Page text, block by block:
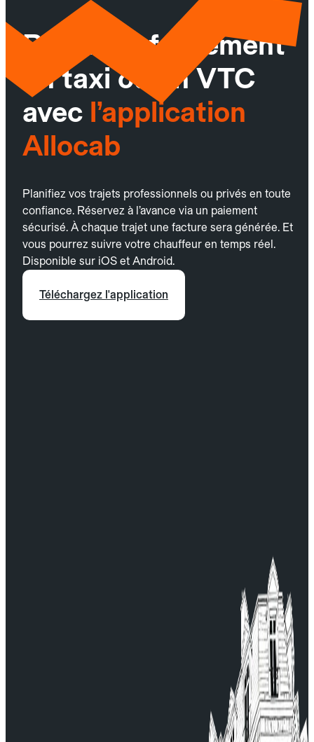
Réservez facilement
un taxi ou un VTC
avec l’application
Allocab
Planifiez vos trajets professionnels ou privés en toute
confiance. Réservez à l’avance via un paiement
sécurisé. À chaque trajet une facture sera générée. Et
vous pourrez suivre votre chauffeur en temps réel.
Disponible sur iOS et Android.
Téléchargez l'application